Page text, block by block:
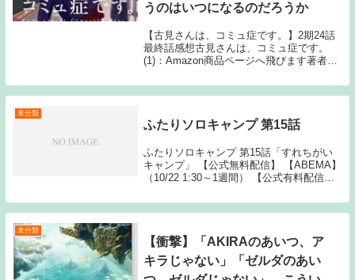
うのはいつになるのだろうか
【古見さんは、コミュ症です。】2期24話
最終話感想古見さんは、コミュ症です。
(1)：Amazon商品ページへ飛びます著者：
(木) 喋った 187: 6月23日(木) ｼｬﾍﾞｯﾀｱｱｱｱｱ
ｱｱ...
未分類
ふたりソロキャンプ 第15話
ふたりソロキャンプ 第15話「すれちがい
キャンプ」 【公式無料配信】 【ABEMA】
（10/22 1:30～1週間） 【公式有料配信】
【Amazonプライム】 【バンダイ Source:
N...
未分類
【衝撃】「AKIRAのあいつ、ア
キラじゃない」「ゼルダのあい